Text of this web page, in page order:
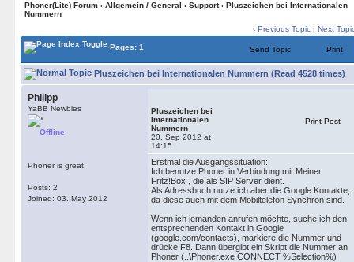
Phoner(Lite) Forum› Allgemein / General › Support› Pluszeichen bei Internationalen
Nummern
‹ Previous Topic | Next
Pages: 1 Send Topic Print
Pluszeichen bei Internationalen Nummern (Read 4528 times)
Philipp
YaBB Newbies
Offline
Phoner is great!
Posts: 2
Joined: 03. May 2012
Pluszeichen bei
Internationalen
Nummern
20. Sep 2012 at
14:15
Print Post
Erstmal die Ausgangssituation:
Ich benutze Phoner in Verbindung mit Meiner
Fritz!Box , die als SIP Server dient.
Als Adressbuch nutze ich aber die Google Kontakte,
da diese auch mit dem Mobiltelefon Synchron sind.
Wenn ich jemanden anrufen möchte, suche ich den
entsprechenden Kontakt in Google
(google.com/contacts), markiere die Nummer und
drücke F8. Dann übergibt ein Skript die Nummer an
Phoner (..\Phoner.exe CONNECT %Selection%)